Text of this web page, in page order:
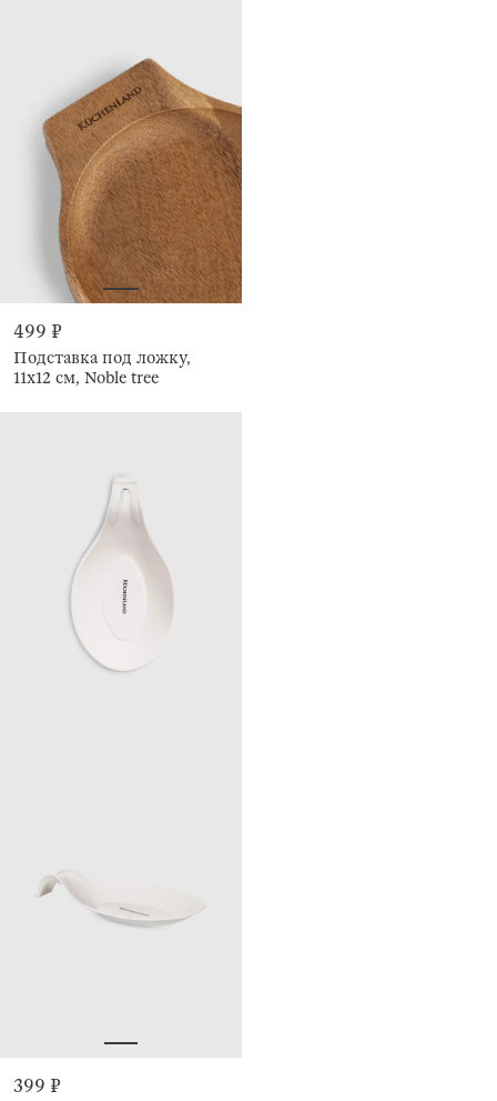
499 ₽
Подставка под ложку,
11x12 см, Noble tree
399 ₽